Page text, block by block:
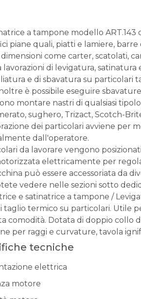
a tampone modello
piane quali, piatti e lamiere,
come carter, scatolati,
lavorazioni di levigatura,
e di sbavatura su particolari
è possibile eseguire
montare nastri di qualsiasi
sughero, Trizact, Scotch-
dei particolari avviene per
dall'operatore.
da lavorare vengono
elettricamente per
può essere accessoriata da
vedere nelle sezioni sotto
e satinatrice a tampone /
taglio termico su particolari. Utile
comodità. Dotata di doppio collo
per raggi e curvature, tavola
tecniche
elettrica
motore